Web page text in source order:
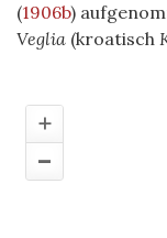
(1906b)
Veglia (kroatisch
+
–